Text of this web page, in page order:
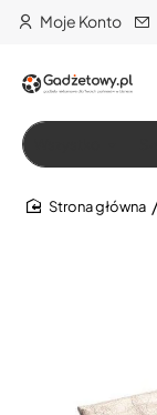
Moje Konto
Szukaj…